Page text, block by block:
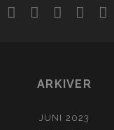
facebook
instagram
youtube
rss email
ARKIVER
JUNI 2023